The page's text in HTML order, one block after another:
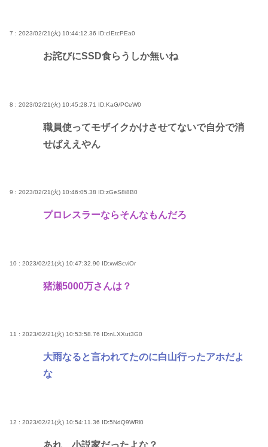
7 : 2023/02/21(火) 10:44:12.36 ID:cIEtcPEa0
お詫びにSSD食らうしか無いね
8 : 2023/02/21(火) 10:45:28.71 ID:KaG/PCeW0
職員使ってモザイクかけさせてないで自分で消
せばええやん
9 : 2023/02/21(火) 10:46:05.38 ID:zGeS8i8B0
プロレスラーならそんなもんだろ
10 : 2023/02/21(火) 10:47:32.90 ID:xwlScviOr
猪瀬5000万さんは？
11 : 2023/02/21(火) 10:53:58.76 ID:nLXXut3G0
大雨なると言われてたのに白山行ったアホだよ
な
12 : 2023/02/21(火) 10:54:11.36 ID:5NdQ9WRl0
あれ、小説家だったよな？